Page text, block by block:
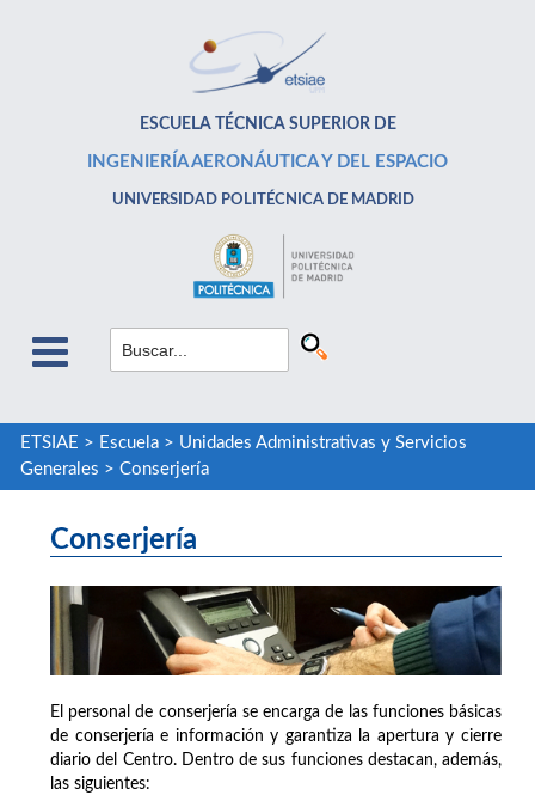
ESCUELA TÉCNICA SUPERIOR DE
INGENIERÍA AERONÁUTICA Y DEL ESPACIO
UNIVERSIDAD POLITÉCNICA DE MADRID
ETSIAE > Escuela> Unidades Administrativas y Servicios
Generales > Conserjería
Conserjería
El personal de conserjería se encarga de las funciones básicas
de conserjería e información y garantiza la apertura y cierre
diario del Centro. Dentro de sus funciones destacan, además,
las siguientes: